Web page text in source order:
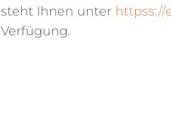
steht Ihnen unter httpss://
Verfügung.